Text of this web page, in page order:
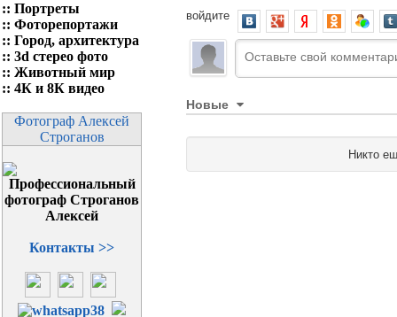
:: Портреты
:: Фоторепортажи
:: Город, архитектура
:: 3d стерео фото
:: Животный мир
:: 4К и 8К видео
Фотограф Алексей
Строганов
Контакты >>
войдите
Новые
Никто